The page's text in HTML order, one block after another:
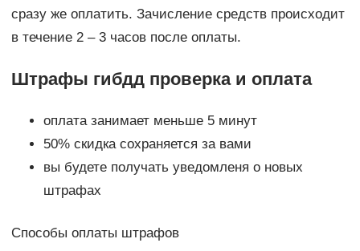
сразу же оплатить. Зачисление средств происходит
в течение 2 – 3 часов после оплаты.
Штрафы гибдд проверка и оплата
оплата занимает меньше 5 минут
50% скидка сохраняется за вами
вы будете получать уведомленя о новых
штрафах
Способы оплаты штрафов